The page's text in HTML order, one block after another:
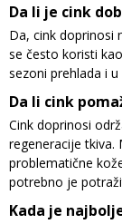
Da li je cink
Da, cink doprinosi
se često koristi
sezoni prehlada i
Da li cink
Cink doprinosi
regeneracije tkiva.
problematične
potrebno je
Kada je